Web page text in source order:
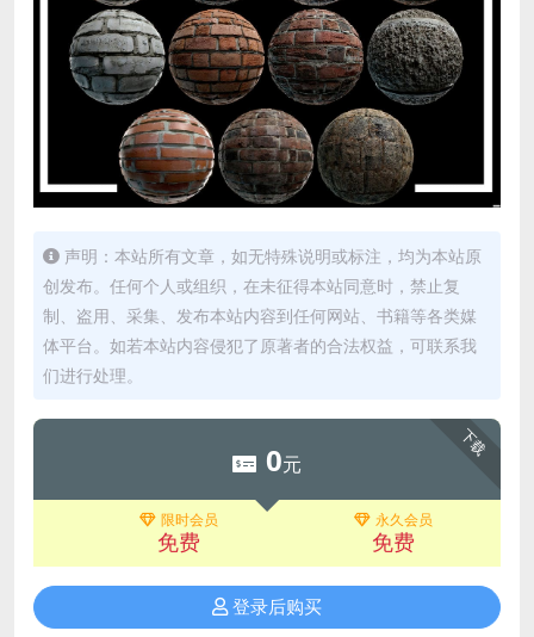
声明：本站所有文章，如无特殊说明或标注，均为本站原
创发布。任何个人或组织，在未征得本站同意时，禁止复
制、盗用、采集、发布本站内容到任何网站、书籍等各类媒
体平台。如若本站内容侵犯了原著者的合法权益，可联系我
们进行处理。
下载
0元
限时会员
免费
永久会员
免费
登录后购买